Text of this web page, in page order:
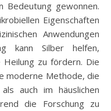
Bedeutung gewonnen.
Eigenschaften
Anwendungen
kann Silber helfen,
zu fördern. Die
moderne Methode, die
auch im häuslichen
die Forschung zu